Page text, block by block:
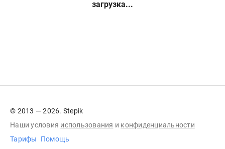
загрузка...
© 2013 — 2026. Stepik
Наши условия использования и конфиденциальности
Тарифы
Помощь